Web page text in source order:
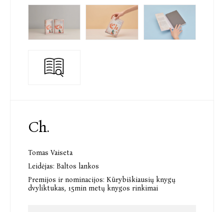
Ch.
Tomas Vaiseta
Leidėjas: Baltos lankos
Premijos ir nominacijos: Kūrybiškiausių knygų
dvyliktukas, 15min metų knygos rinkimai